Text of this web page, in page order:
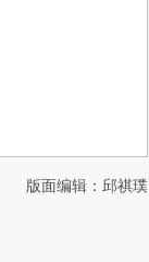
版面编辑：邱祺璞